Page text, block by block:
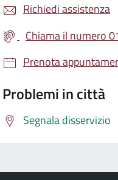
Richiedi assistenza
Chiama il numero
Prenota
Problemi in città
Segnala disservizio